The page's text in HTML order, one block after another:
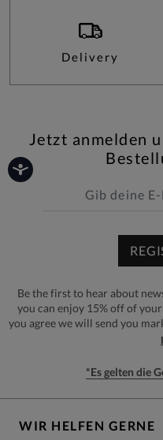
Delivery
Jetzt anmelden
Be the first to hear about
you can enjoy 15% off of
you agree we will send you
*Es gelten die
WIR HELFEN GERNE